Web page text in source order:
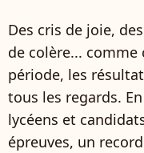
Des cris de joie,
de colère... comme
période, les
tous les regards.
lycéens et
épreuves, un